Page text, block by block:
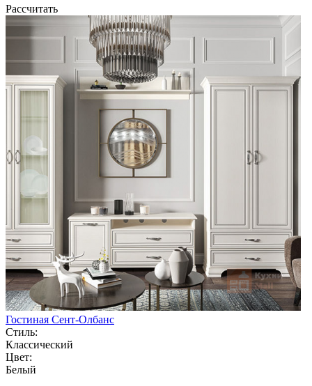
Рассчитать
Гостиная Сент-Олбанс
Стиль:
Классический
Цвет:
Белый